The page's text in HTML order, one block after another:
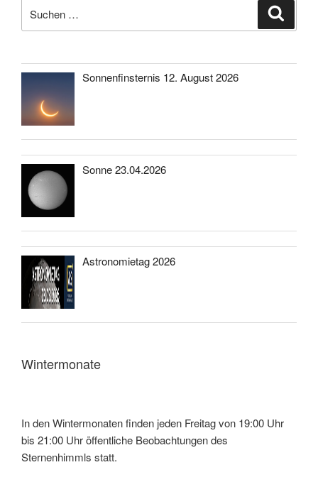
nach:
Sonnenfinsternis 12. August 2026
Sonne 23.04.2026
Astronomietag 2026
Wintermonate
In den Wintermonaten finden jeden Freitag von 19:00 Uhr
bis 21:00 Uhr öffentliche Beobachtungen des
Sternenhimmls statt.